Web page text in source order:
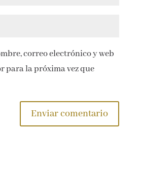
correo electrónico y web
para la próxima vez que